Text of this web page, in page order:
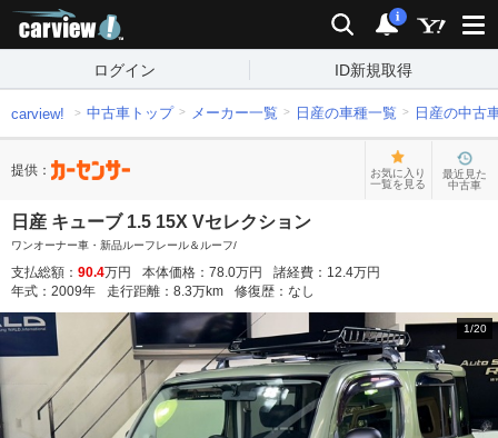
検索 通知
i
ログイン ID新規取得
carview! 中古車トップ メーカー一覧 日産の車種一覧 日産の中古
提供：
お気に入り
一覧を見る
最近見た
中古車
日産 キューブ 1.5 15X Vセレクション
ワンオーナー車・新品ルーフレール＆ルーフ/
支払総額： 90.4万円 本体価格： 78.0万円 諸経費： 12.4万円
年式： 2009年 走行距離： 8.3万km 修復歴： なし
1/20